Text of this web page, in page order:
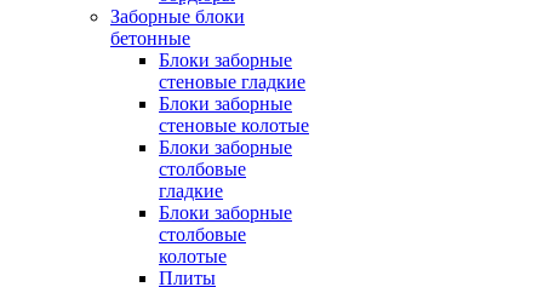
Заборные блоки
бетонные
Блоки заборные
стеновые гладкие
Блоки заборные
стеновые колотые
Блоки заборные
столбовые
гладкие
Блоки заборные
столбовые
колотые
Плиты